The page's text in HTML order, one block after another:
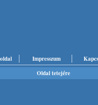
Impresszum
Oldal tetejére